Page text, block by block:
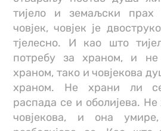
тијело и земаљски прах
човјек, човјек је
тјелесно. И као што
потребу за храном, и
храном, тако и човјекова
храном. Не храни ли
распада се и оболијева.
човјекова, и она